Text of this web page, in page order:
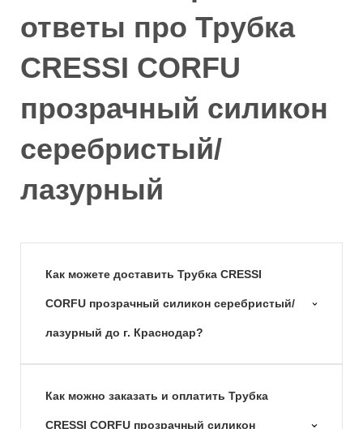
ответы про Трубка
CRESSI CORFU
прозрачный силикон
серебристый/
лазурный
Как можете доставить Трубка CRESSI
CORFU прозрачный силикон серебристый/
лазурный до г. Краснодар?
Как можно заказать и оплатить Трубка
CRESSI CORFU прозрачный силикон